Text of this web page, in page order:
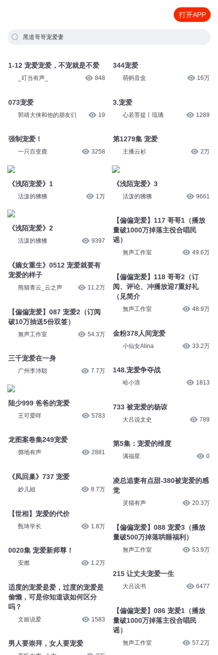
打开APP
黑道哥哥宠爱妻
1-12 宠爱宠爱，不宠就是不爱
_叮当有声_ 848
073宠爱
郭靖大侠和他的朋友们 19
强制宠爱！
一只百变鹿 3258
《浅陌宠爱》1
活泼的狒狒 1万
《浅陌宠爱》2
活泼的狒狒 9397
《嫡女重生》0512 宠爱就要有
宠爱的样子
熊猫青云_云之声 11.2万
【偏偏宠爱】087 宠爱2（订阅
破10万抽送5份双签）
無声工作室 54.3万
三千宠爱在一身
广州李沛聪 7.7万
陆少999 爸爸的宠爱
王可爱咩 5783
龙图案卷集249宠爱
掷地有声 2881
《凤回巢》737 宠爱
妙儿姐 8.7万
【世相】宠爱的代价
甄琦学长 1.8万
0020集 宠爱新师尊！
安燃 1.2万
适度的宠爱是爱，过度的宠爱是
偷懒，可是你知道该如何区分
吗？
文姬说爱 1583
男人要崇拜，女人要宠爱
344宠爱
萌蚂音盒 16万
3.宠爱
心若菩提丨琉璃 1289
第1279集 宠爱
主播云衫 2万
《浅陌宠爱》3
活泼的狒狒 9661
【偏偏宠爱】117 哥哥1（播放
量破1000万掉落主役合唱民
谣）
無声工作室 49.6万
【偏偏宠爱】118 哥哥2（订
阅、评论、冲播放迎7重好礼
（见简介
無声工作室 48.9万
金粉378人间宠爱
小仙女Alina 33.2万
148.宠爱争夺战
哈小浪 1813
733 被宠爱的杨谅
大吕说文史 789
第5集：宠爱的维度
满福星 0
凌总追妻有点甜-380被宠爱的感
觉
灵猫有声 20.3万
【偏偏宠爱】088 宠爱3（播放
量破500万掉落哄睡福利）
無声工作室 53.9万
215 让丈夫宠爱一生
大吕说书 6477
【偏偏宠爱】086 宠爱1（播放
量破1000万掉落主役合唱民
谣）
無声工作室 57.2万